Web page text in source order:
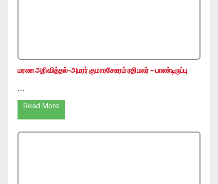
மரண அறிவித்தல்-அமரர் குமாரசேகரம் ரதிமலர் – பாண்டிருப்பு
…
Read More